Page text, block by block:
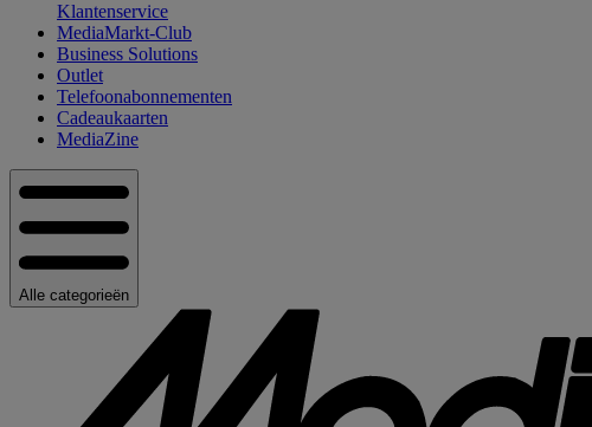
Klantenservice
MediaMarkt-Club
Business Solutions
Outlet
Telefoonabonnementen
Cadeaukaarten
MediaZine
Alle categorieën